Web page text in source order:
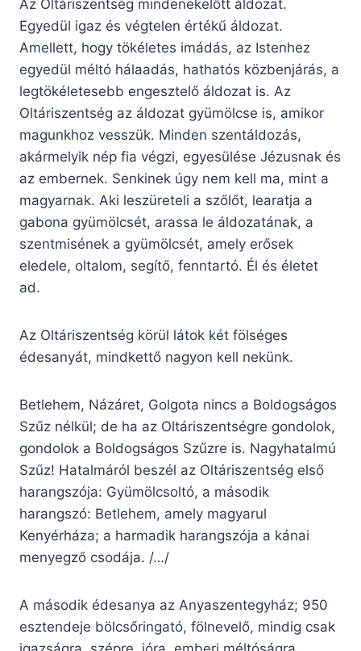
Az Oltáriszentség mindenekelőtt áldozat.
Egyedül igaz és végtelen értékű áldozat.
Amellett, hogy tökéletes imádás, az Istenhez
egyedül méltó hálaadás, hathatós közbenjárás, a
legtökéletesebb engesztelő áldozat is. Az
Oltáriszentség az áldozat gyümölcse is, amikor
magunkhoz vesszük. Minden szentáldozás,
akármelyik nép fia végzi, egyesülése Jézusnak és
az embernek. Senkinek úgy nem kell ma, mint a
magyarnak. Aki leszüreteli a szőlőt, learatja a
gabona gyümölcsét, arassa le áldozatának, a
szentmisének a gyümölcsét, amely erősek
eledele, oltalom, segítő, fenntartó. Él és életet
ad.
Az Oltáriszentség körül látok két fölséges
édesanyát, mindkettő nagyon kell nekünk.
Betlehem, Názáret, Golgota nincs a Boldogságos
Szűz nélkül; de ha az Oltáriszentségre gondolok,
gondolok a Boldogságos Szűzre is. Nagyhatalmú
Szűz! Hatalmáról beszél az Oltáriszentség első
harangszója: Gyümölcsoltó, a második
harangszó: Betlehem, amely magyarul
Kenyérháza; a harmadik harangszója a kánai
menyegző csodája. /…/
A második édesanya az Anyaszentegyház; 950
esztendeje bölcsőringató, fölnevelő, mindig csak